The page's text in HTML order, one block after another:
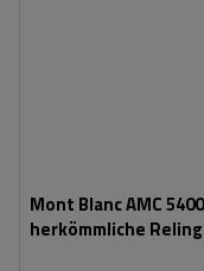
Mont Blanc AMC
herkömmliche Reling